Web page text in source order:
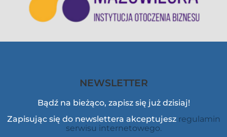
NEWSLETTER
Bądź na bieżąco, zapisz się już dzisiaj!
Zapisując się do newslettera akceptujesz regulamin
serwisu internetowego.